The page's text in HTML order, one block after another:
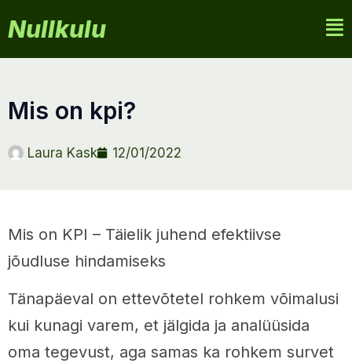
Nullkulu
mis on kpi?
Laura Kask 12/01/2022
Mis on KPI – Täielik juhend efektiivse
jõudluse hindamiseks
Tänapäeval on ettevõtetel rohkem võimalusi
kui kunagi varem, et jälgida ja analüüsida
oma tegevust, aga samas ka rohkem survet